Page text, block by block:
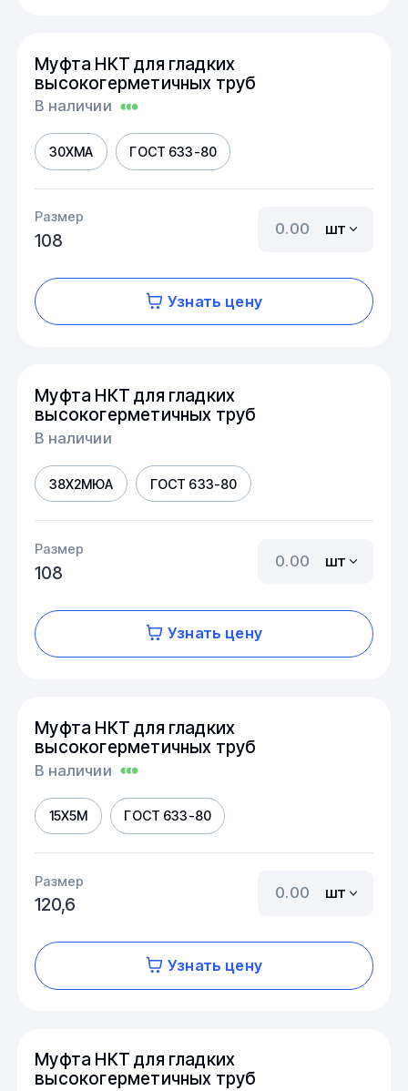
Муфта НКТ для гладких
высокогерметичных труб
В наличии
30ХМА ГОСТ 633-80
Размер
108
шт
Узнать цену
Муфта НКТ для гладких
высокогерметичных труб
В наличии
38Х2МЮА ГОСТ 633-80
Размер
108
шт
Узнать цену
Муфта НКТ для гладких
высокогерметичных труб
В наличии
15Х5М ГОСТ 633-80
Размер
120,6
шт
Узнать цену
Муфта НКТ для гладких
высокогерметичных труб